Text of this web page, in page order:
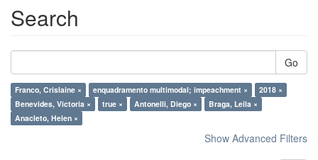
Search
Go
Franco, Crislaine × enquadramento multimodal; impeachment ×
2018 ×
Benevides, Victoria ×
true × Antonelli, Diego ×
Braga, Leila ×
Anacleto, Helen ×
Show Advanced Filters